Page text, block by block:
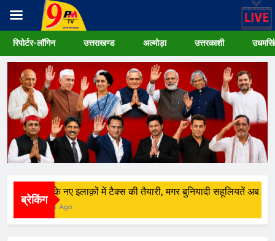
Skip
content
रिपोर्टर-लॉगिन उत्तराखण्ड अल्मोड़ा उत्तरकाशी
ब्रेकिंग
रुड़की के नए इलाक़ों में टैक्स की तैयारी, मगर बुनियादी सहूलियतें अब भी
3 Weeks Ago